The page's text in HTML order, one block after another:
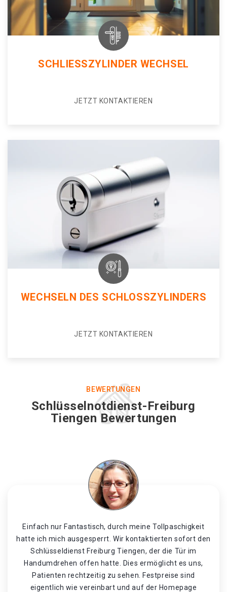
SCHLIESSZYLINDER WECHSEL
JETZT KONTAKTIEREN
WECHSELN DES SCHLOSSZYLINDERS
JETZT KONTAKTIEREN
BEWERTUNGEN
Schlüsselnotdienst-Freiburg
Tiengen Bewertungen
Einfach nur Fantastisch, durch meine Tollpaschigkeit
hatte ich mich ausgesperrt. Wir kontaktierten sofort den
Schlüsseldienst Freiburg Tiengen, der die Tür im
Handumdrehen offen hatte. Dies ermöglicht es uns,
Patienten rechtzeitig zu sehen. Festpreise sind
eigentlich wie vereinbart und auf der Homepage